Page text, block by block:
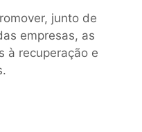
junto de
empresas, as
à recuperação e